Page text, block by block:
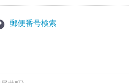
郵便番号検索